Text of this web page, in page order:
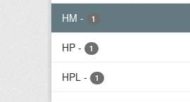
HM - 1
HP - 1
HPL - 1